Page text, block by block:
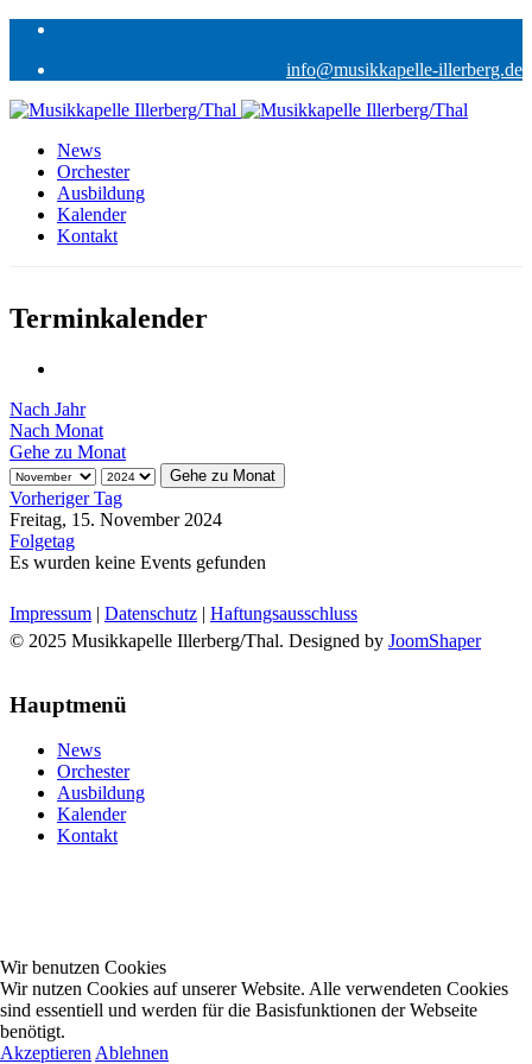
info@musikkapelle-illerberg.de
News
Orchester
Ausbildung
Kalender
Kontakt
Terminkalender
Nach Jahr
Nach Monat
Gehe zu Monat
Gehe zu Monat
Vorheriger Tag
Freitag, 15. November 2024
Folgetag
Es wurden keine Events gefunden
Impressum | Datenschutz | Haftungsausschluss
© 2025 Musikkapelle Illerberg/Thal. Designed by JoomShaper
Hauptmenü
News
Orchester
Ausbildung
Kalender
Kontakt
Wir benutzen Cookies
Wir nutzen Cookies auf unserer Website. Alle verwendeten Cookies
sind essentiell und werden für die Basisfunktionen der Webseite
benötigt.
Akzeptieren Ablehnen